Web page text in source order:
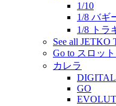
1/10
1/8 バギ
1/8 トラ
See all JETKO
Go to スロッ
カレラ
DIGITAL
GO